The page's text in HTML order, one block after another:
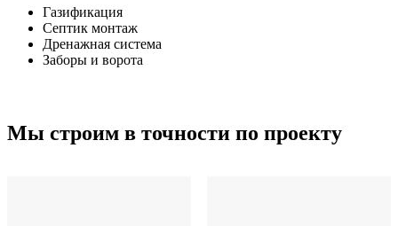
Газификация
Септик монтаж
Дренажная система
Заборы и ворота
Мы строим в точности по проекту